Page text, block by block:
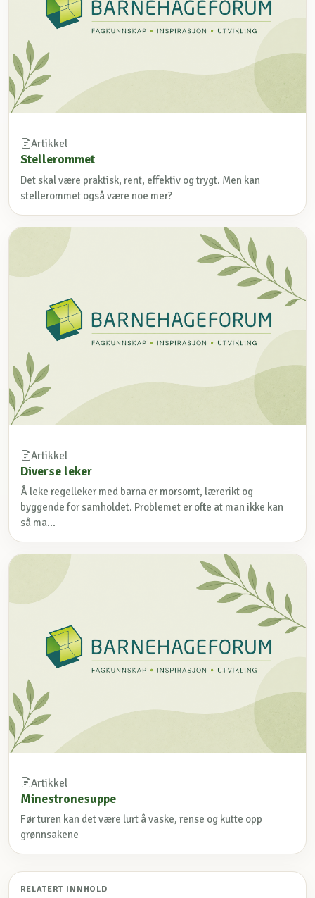
Artikkel
Stellerommet
Det skal være praktisk, rent, effektiv og trygt. Men kan
stellerommet også være noe mer?
Artikkel
Diverse leker
Å leke regelleker med barna er morsomt, lærerikt og
byggende for samholdet. Problemet er ofte at man ikke kan
så ma...
Artikkel
Minestronesuppe
Før turen kan det være lurt å vaske, rense og kutte opp
grønnsakene
RELATERT INNHOLD